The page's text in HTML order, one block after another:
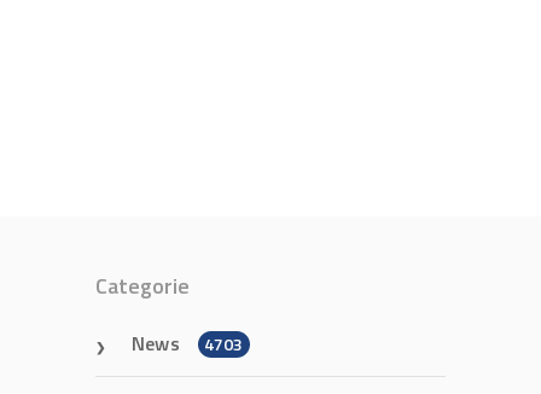
Categorie
News 4703